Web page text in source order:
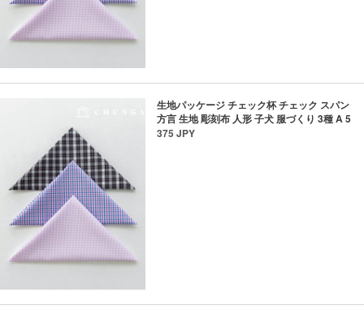
生地パッケージ チェック杯 チェック スパン
方言 生地 彫刻布 人形 子犬 服づくり 3種 A 5
375 JPY